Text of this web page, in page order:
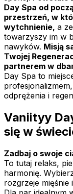
Day Spa od
przestrzeń, w
wytchnienie, a
towarzyszy im w
nawyków. Misją
Twojej
partnerem w
Day Spa to
odprężenia i
Vaniityy
się w
Zadbaj o swoje
To tutaj relaks,
harmonię.
rozgrzeje mięśnie